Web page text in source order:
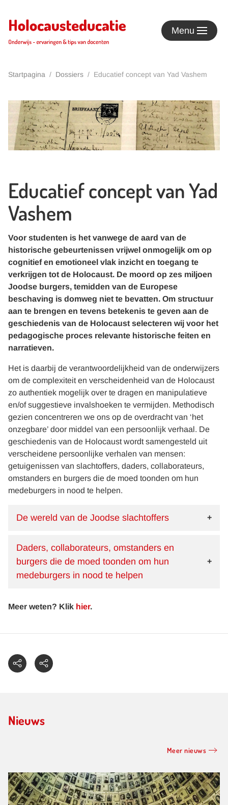
Terug naar hoofdinhoud Menu
Startpagina Dossiers Educatief concept van Yad Vashem
Educatief concept van Yad
Vashem
Voor studenten is het vanwege de aard van de
historische gebeurtenissen vrijwel onmogelijk om op
cognitief en emotioneel vlak inzicht en toegang te
verkrijgen tot de Holocaust. De moord op zes miljoen
Joodse burgers, temidden van de Europese
beschaving is domweg niet te bevatten. Om structuur
aan te brengen en tevens betekenis te geven aan de
geschiedenis van de Holocaust selecteren wij voor het
pedagogische proces relevante historische feiten en
narratieven.
Het is daarbij de verantwoordelijkheid van de onderwijzers
om de complexiteit en verscheidenheid van de Holocaust
zo authentiek mogelijk over te dragen en manipulatieve
en/of suggestieve invalshoeken te vermijden. Methodisch
gezien concentreren we ons op de overdracht van ‘het
onzegbare’ door middel van een persoonlijk verhaal. De
geschiedenis van de Holocaust wordt samengesteld uit
verscheidene persoonlijke verhalen van mensen:
getuigenissen van slachtoffers, daders, collaborateurs,
omstanders en burgers die de moed toonden om hun
medeburgers in nood te helpen.
De wereld van de Joodse slachtoffers
Daders, collaborateurs, omstanders en
burgers die de moed toonden om hun
medeburgers in nood te helpen
Meer weten? Klik hier.
Nieuws
Meer nieuws